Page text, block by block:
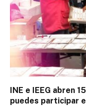
INE e IEEG abren
puedes participar